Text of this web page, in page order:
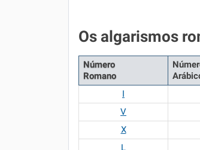
Os algarismos
Número
Romano
I
V
X
L